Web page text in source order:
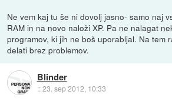
Ne vem kaj tu še ni dovolj jasno- samo naj
RAM in na novo naloži XP. Pa ne nalagat
programov, ki jih ne boš uporabljal. Na tem
delati brez problemov.
Blinder
::23. sep 2012, 10:33